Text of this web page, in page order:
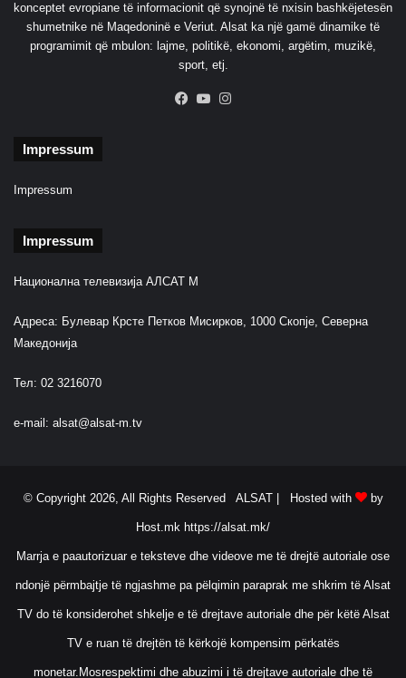
konceptet evropiane të informacionit që synojnë të nxisin bashkëjetesën
shumetnike në Maqedoninë e Veriut. Alsat ka një gamë dinamike të
programimit që mbulon: lajme, politikë, ekonomi, argëtim, muzikë,
sport, etj.
Facebook
YouTube
Impressum
Impressum
Impressum
Национална телевизија АЛСАТ М
Адреса: Булевар Крсте Петков Мисирков, 1000 Скопје, Северна
Македонија
Тел: 02 3216070
e-mail: alsat@alsat-m.tv
© Copyright 2026, All Rights Reserved ALSAT | Hosted with by
Host.mk https://alsat.mk/
Marrja e paautorizuar e teksteve dhe videove me të drejtë autoriale ose
ndonjë përmbajtje të ngjashme pa pëlqimin paraprak me shkrim të Alsat
TV do të konsiderohet shkelje e të drejtave autoriale dhe për këtë Alsat
TV e ruan të drejtën të kërkojë kompensim përkatës
monetar.Mosrespektimi dhe abuzimi i të drejtave autoriale dhe të